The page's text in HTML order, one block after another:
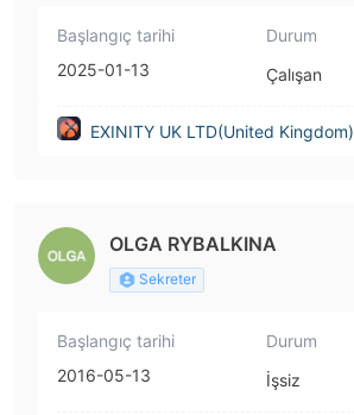
Başlangıç tarihi
2025-01-13
Durum
Çalışan
EXINITY UK LTD(United Kingdom)
OLGA RYBALKINA
Sekreter
Başlangıç tarihi
2016-05-13
Durum
İşsiz